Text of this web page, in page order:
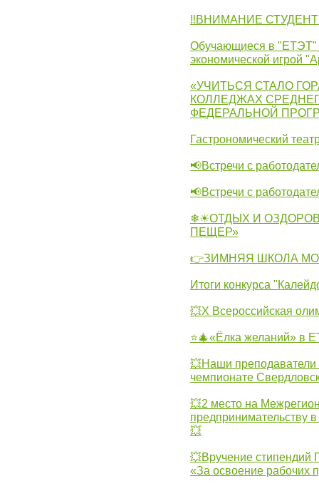
‼ВНИМАНИЕ
Обучающиеся в "ЕТЭТ"
экономической игрой
«УЧИТЬСЯ СТАЛО
КОЛЛЕДЖАХ
ФЕДЕРАЛЬНОЙ
Гастрономический
📢Встречи с
📢Встречи с
❄☀ОТДЫХ И
ПЕЩЕР»
👉ЗИМНЯЯ ШКОЛА
Итоги конкурса
💥Х Всероссийская
⭐🎄«Ёлка желаний» в
💥Наши преподаватели
чемпионате
💥2 место на
предпринимательству
💥
💥Вручение стипендий
«За освоение рабочих